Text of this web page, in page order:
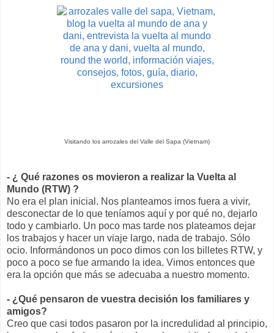
Visitando los arrozales del Valle del Sapa (Vietnam)
- ¿ Qué razones os movieron a realizar la Vuelta al
Mundo (RTW) ?
No era el plan inicial. Nos planteamos irnos fuera a vivir,
desconectar de lo que teníamos aquí y por qué no, dejarlo
todo y cambiarlo. Un poco mas tarde nos plateamos dejar
los trabajos y hacer un viaje largo, nada de trabajo. Sólo
ocio. Informándonos un poco dimos con los billetes RTW, y
poco a poco se fue armando la idea. Vimos entonces que
era la opción que más se adecuaba a nuestro momento.
- ¿Qué pensaron de vuestra decisión los familiares y
amigos?
Creo que casi todos pasaron por la incredulidad al principio,